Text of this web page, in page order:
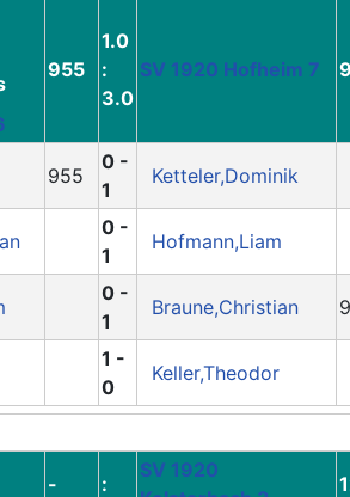
955
1.0
:
3.0
SV 1920 Hofheim 7
955
0 -
1
Ketteler,Dominik
0 -
1
Hofmann,Liam
0 -
1
Braune,Christian
1 -
0
Keller,Theodor
- :
SV 1920